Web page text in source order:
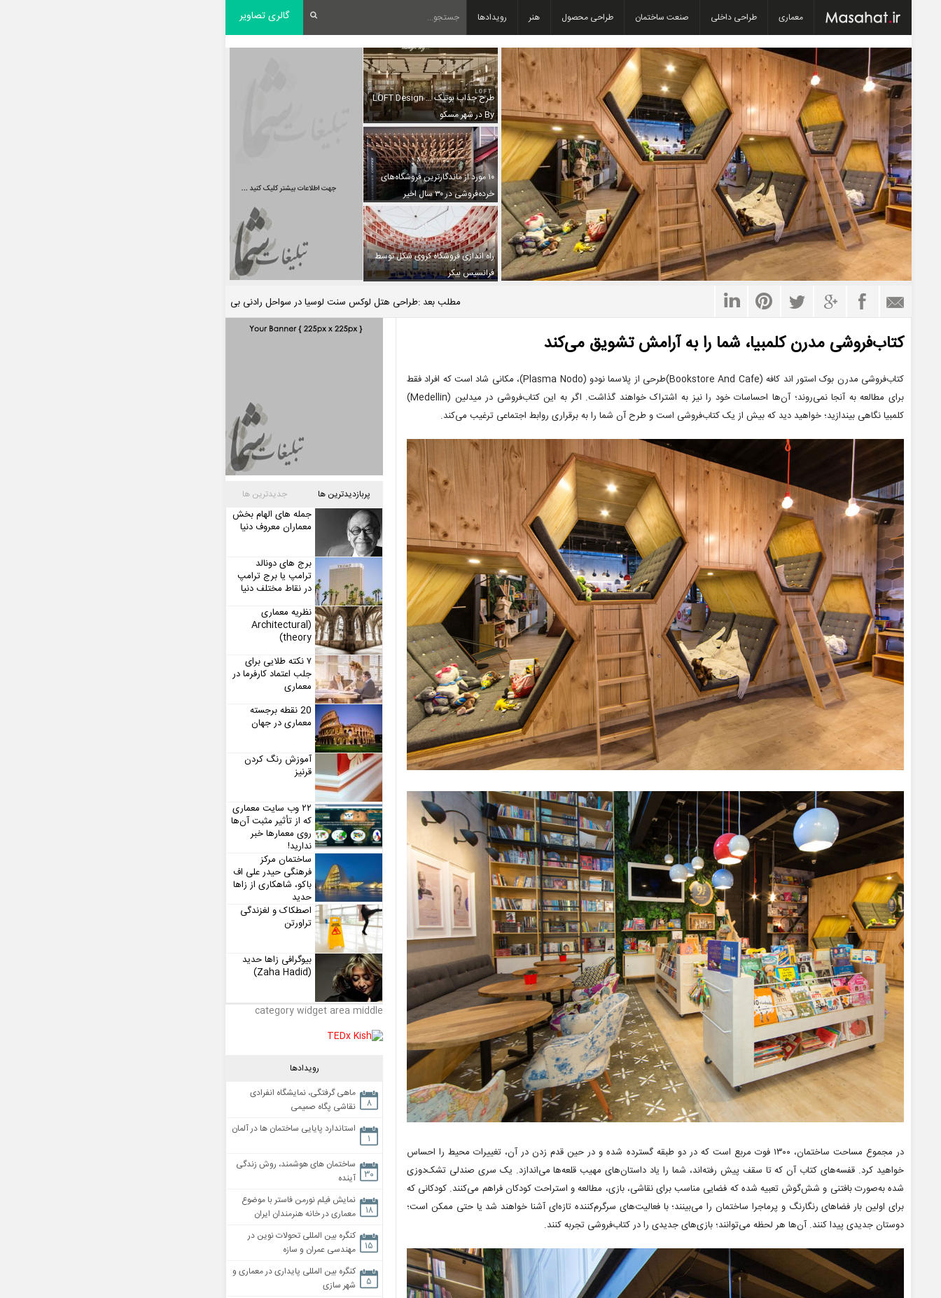
معماری طراحی داخلی صنعت ساختمان طراحی محصول هنر رویدادها گالری تصاویر
طرح جذاب بوتیک … LOFT Design
By در شهر مسکو
۱۰ مورد از ماندگارترین فروشگاه‌های
خرده‌فروشی در ۳۰ سال اخیر
راه اندازی فروشگاه کروی شکل توسط
فرانسیس بیکر
مطلب بعد :طراحی هتل لوکس سنت لوسیا در سواحل رادنی بی
کتاب‌فروشی مدرن کلمبیا، شما را به آرامش تشویق می‌کند
کتاب‌فروشی مدرن بوک استور اند کافه (Bookstore And Cafe)طرحی از پلاسما نودو (Plasma Nodo)، مکانی شاد است که افراد فقط
برای مطالعه به آنجا نمی‌روند؛ آن‌ها احساسات خود را نیز به اشتراک خواهند گذاشت. اگر به این کتاب‌فروشی در میدلین (Medellin)
کلمبیا نگاهی بیندازید؛ خواهید دید که بیش از یک کتاب‌فروشی است و طرح آن شما را به برقراری روابط اجتماعی ترغیب می‌کند.
در مجموع مساحت ساختمان، ۱۳۰۰ فوت مربع است که در دو طبقه گسترده شده و در حین قدم زدن در آن، تغییرات محیط را احساس
خواهید کرد. قفسه‌های کتاب آن که تا سقف پیش رفته‌اند، شما را یاد داستان‌های مهیب قلعه‌ها می‌اندازد. یک سری صندلی تشک‌دوزی
شده به‌صورت بافتنی و شش‌گوش تعبیه شده که فضایی مناسب برای نقاشی، بازی، مطالعه و استراحت کودکان فراهم می‌کنند. کودکانی که
برای اولین بار فضاهای رنگارنگ و پرماجرا ساختمان را می‌بینند؛ با فعالیت‌های سرگرم‌کننده تازه‌ای آشنا خواهند شد یا حتی ممکن است؛
دوستان جدیدی پیدا کنند. آن‌ها هر لحظه می‌توانند؛ بازی‌های جدیدی را در کتاب‌فروشی تجربه کنند.
پربازدیدترین ها جدیدترین ها
جمله های الهام بخش
معماران معروف دنیا
برج های دونالد
ترامپ یا برج ترامپ
در نقاط مختلف دنیا
نظریه معماری
(Architectural
theory)
۷ نکته طلایی برای
جلب اعتماد کارفرما در
معماری
20 نقطه برجسته
معماری در جهان
آموزش رنگ کردن
قرنیز
۲۲ وب سایت معماری
که از تأثیر مثبت آن‌ها
روی معمارها خبر
ندارید!
ساختمان مرکز
فرهنگی حیدر علی اف
باکو، شاهکاری از زاها
حدید
اصطکاک و لغزندگی
تراورتن
بیوگرافی زاها حدید
(Zaha Hadid)
category widget area middle
رویدادها
۸
ماهی گرفتگی، نمایشگاه انفرادی
نقاشی پگاه صمیمی
۱
استاندارد پایایی ساختمان ها در آلمان
۳۰
ساختمان های هوشمند، روش زندگی
آینده
۱۸
نمایش فیلم نورمن فاستر با موضوع
معماری در خانه هنرمندان ایران
۱۵
کنگره بین المللی تحولات نوین در
مهندسی عمران و سازه
۵
کنگره بین المللی پایداری در معماری و
شهر سازی